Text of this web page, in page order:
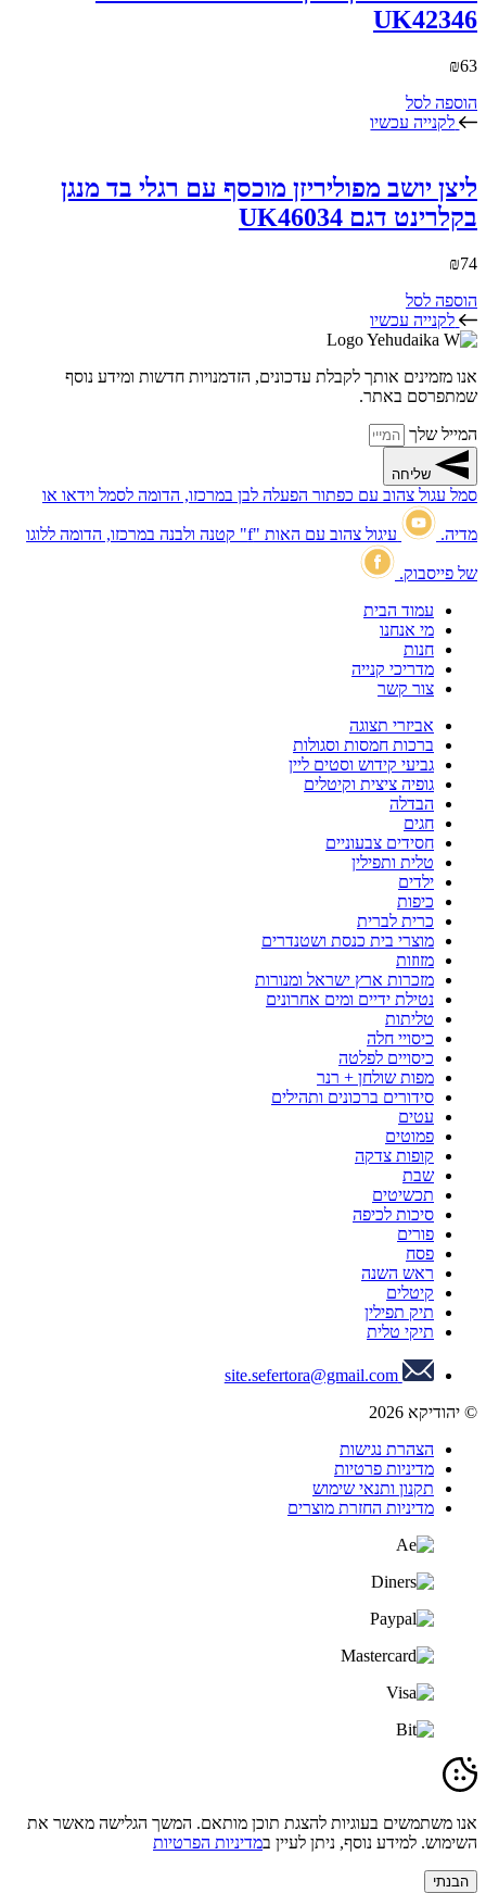
UK42346
₪63
הוספה לסל
לקנייה עכשיו
ליצן יושב מפוליריזן מוכסף עם רגלי בד מנגן
בקלרינט דגם UK46034
₪74
הוספה לסל
לקנייה עכשיו
אנו מזמינים אותך לקבלת עדכונים, הזדמנויות חדשות ומידע נוסף
שמתפרסם באתר.
המייל שלך
שליחה
סמל עגול צהוב עם כפתור הפעלה לבן במרכזו, הדומה לסמל וידאו או
מדיה. עיגול צהוב עם האות "f" קטנה ולבנה במרכזו, הדומה ללוגו
של פייסבוק.
עמוד הבית
מי אנחנו
חנות
מדריכי קנייה
צור קשר
אביזרי תצוגה
ברכות חמסות וסגולות
גביעי קידוש וסטים ליין
גופיה ציצית וקיטלים
הבדלה
חגים
חסידים צבעוניים
טלית ותפילין
ילדים
כיפות
כרית לברית
מוצרי בית כנסת ושטנדרים
מזוזות
מזכרות ארץ ישראל ומנורות
נטילת ידיים ומים אחרונים
טליתות
כיסויי חלה
כיסויים לפלטה
מפות שולחן + רנר
סידורים ברכונים ותהילים
עטים
פמוטים
קופות צדקה
שבת
תכשיטים
סיכות לכיפה
פורים
פסח
ראש השנה
קיטלים
תיק תפילין
תיקי טלית
site.sefertora@gmail.com
© יהודיקא 2026
הצהרת נגישות
מדיניות פרטיות
תקנון ותנאי שימוש
מדיניות החזרת מוצרים
אנו משתמשים בעוגיות להצגת תוכן מותאם. המשך הגלישה מאשר את
השימוש. למידע נוסף, ניתן לעיין במדיניות הפרטיות
הבנתי